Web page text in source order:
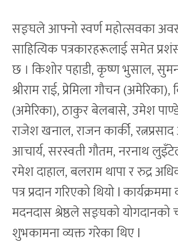
सङ्घले आफ्नो स्वर्ण महोत्सवका
साहित्यिक पत्रकारहरूलाई समेत
छ । किशोर पहाडी, कृष्ण भुसाल, सुमन
श्रीराम राई, प्रेमिला गौचन (अमेरिका),
(अमेरिका), ठाकुर बेलबासे, उमेश
राजेश खनाल, राजन कार्की,
आचार्य, सरस्वती गौतम, नरनाथ
रमेश दाहाल, बलराम थापा र रुद्र
पत्र प्रदान गरिएको थियो l
मदनदास श्रेष्ठले सङ्घको योगदानको
शुभकामना व्यक्त गरेका थिए l